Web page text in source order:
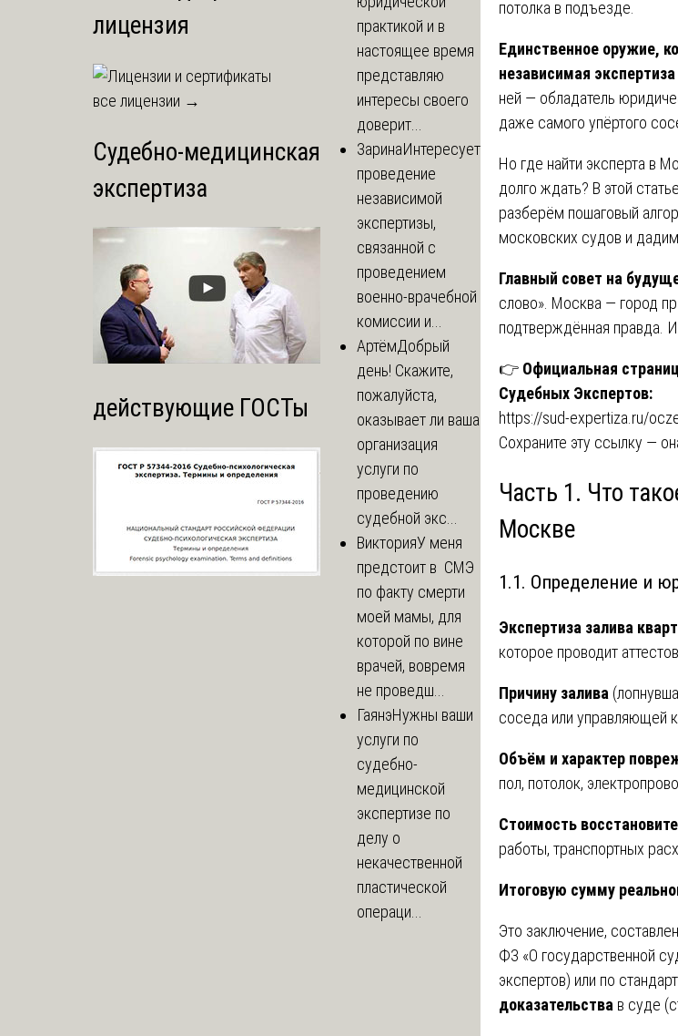
потолка в подъезде.
Единственное оружие,
независимая
ней — обладатель
даже самого упёртого
Но где найти эксперта в
долго ждать? В этой
разберём пошаговый
московских судов и
Главный совет на
слово». Москва — город
подтверждённая правда. И
👉 Официальная
Судебных Экспертов:
https://sud-expertiza.ru/
Сохраните эту ссылку —
Часть 1. Что
Москве
1.1. Определение и
Экспертиза залива
которое проводит
Причину залива
соседа или управляющей
Объём и характер
пол, потолок,
Стоимость
работы, транспортных
Итоговую сумму
Это заключение,
ФЗ «О государственной
экспертов) или по
доказательства в суде
лицензия
все лицензии →
Судебно-медицинская
экспертиза
действующие ГОСТы
практикой и в
настоящее время
представляю
интересы своего
доверит...
ЗаринаИнтересует
проведение
независимой
экспертизы,
связанной с
проведением
военно-врачебной
комиссии и...
АртёмДобрый
день! Скажите,
пожалуйста,
оказывает ли ваша
организация
услуги по
проведению
судебной экс...
ВикторияУ меня
предстоит в СМЭ
по факту смерти
моей мамы, для
которой по вине
врачей, вовремя
не проведш...
ГаянэНужны ваши
услуги по
судебно-
медицинской
экспертизе по
делу о
некачественной
пластической
операци...